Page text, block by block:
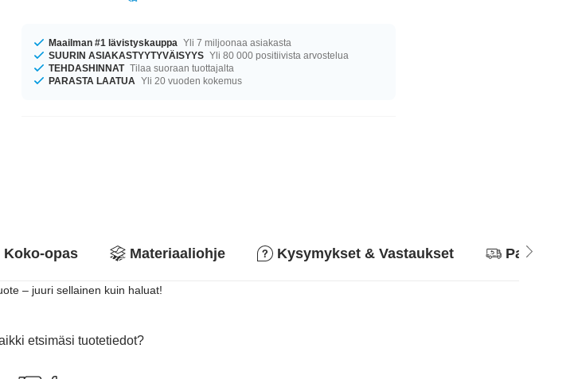
Maailman #1 lävistyskauppa Yli 7 miljoonaa asiakasta
SUURIN ASIAKASTYYTYVÄISYYS Yli 80 000 positiivista arvostelua
TEHDASHINNAT Tilaa suoraan tuottajalta
PARASTA LAATUA Yli 20 vuoden kokemus
Koko-opas Materiaaliohje Kysymykset & Vastaukset
– juuri sellainen kuin haluat!
etsimäsi tuotetiedot?